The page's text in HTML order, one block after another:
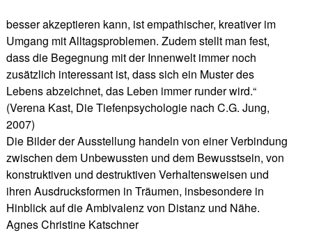
besser akzeptieren kann, ist empathischer, kreativer im
Umgang mit Alltagsproblemen. Zudem stellt man fest,
dass die Begegnung mit der Innenwelt immer noch
zusätzlich interessant ist, dass sich ein Muster des
Lebens abzeichnet, das Leben immer runder wird.“
(Verena Kast, Die Tiefenpsychologie nach C.G. Jung,
2007)
Die Bilder der Ausstellung handeln von einer Verbindung
zwischen dem Unbewussten und dem Bewusstsein, von
konstruktiven und destruktiven Verhaltensweisen und
ihren Ausdrucksformen in Träumen, insbesondere in
Hinblick auf die Ambivalenz von Distanz und Nähe.
Agnes Christine Katschner